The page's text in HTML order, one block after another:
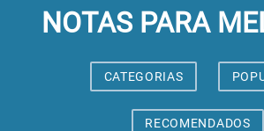
NOTAS PARA
CATEGORIAS
RECOMENDADOS